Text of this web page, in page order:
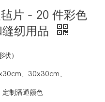
片 - 20 件彩色
纫用品
）
、30x30cm、
制潘通颜色